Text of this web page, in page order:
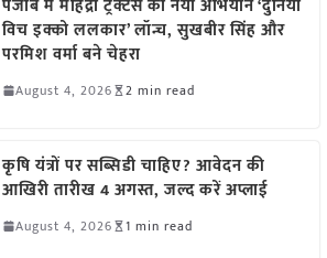
पंजाब में महिंद्रा ट्रैक्टर्स का नया अभियान ‘दुनिया
विच इक्को ललकार’ लॉन्च, सुखबीर सिंह और
परमिश वर्मा बने चेहरा
August 4, 2026 2 min read
कृषि यंत्रों पर सब्सिडी चाहिए? आवेदन की
आखिरी तारीख 4 अगस्त, जल्द करें अप्लाई
August 4, 2026 1 min read